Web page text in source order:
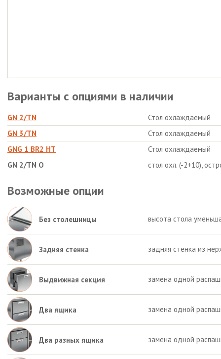
Варианты с опциями в наличии
GN 2/TN
Стол охлаждаемый
GN 3/TN
Стол охлаждаемый
GNG 1 BR2 HT
Стол охлаждаемый
GN 2/TN О
стол охл. (-2+10),
Возможные опции
Без столешницы высота стола
Задняя стенка задняя стенка из
Выдвижная секция замена одной
Два ящика замена одной
Два разных ящика замена одной